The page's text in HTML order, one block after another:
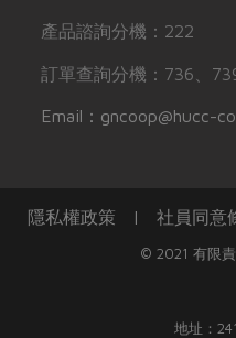
產品諮詢分機：222
訂單查詢分機：736、
Email：gncoop@hucc-
隱私權政策 | 社員同意
© 2021 有限
地址：